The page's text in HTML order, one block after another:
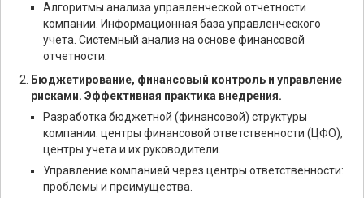
Алгоритмы анализа управленческой отчетности
компании. Информационная база управленческого
учета. Системный анализ на основе финансовой
отчетности.
Бюджетирование, финансовый контроль и управление
рисками. Эффективная практика внедрения.
Разработка бюджетной (финансовой) структуры
компании: центры финансовой ответственности (ЦФО),
центры учета и их руководители.
Управление компанией через центры ответственности:
проблемы и преимущества.